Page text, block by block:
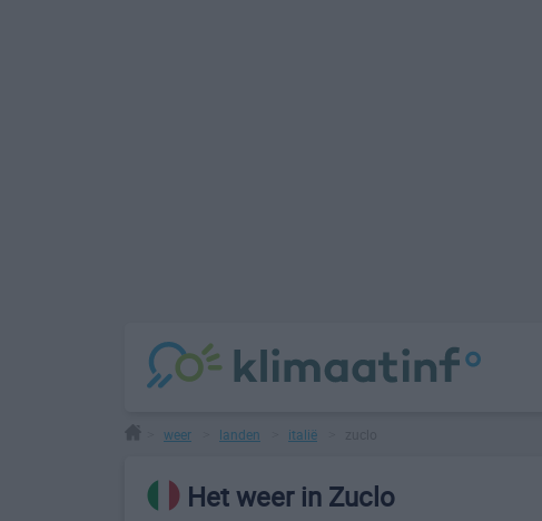
weer landen italië
Het weer in Zuclo